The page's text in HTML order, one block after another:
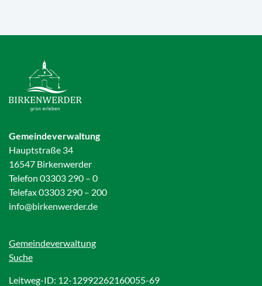
Gemeindeverwaltung
Hauptstraße 34
16547 Birkenwerder
Telefon 03303 290 – 0
Telefax 03303 290 – 200
info@birkenwerder.de
Gemeindeverwaltung
Suche
Leitweg-ID: 12-12992262160055-69